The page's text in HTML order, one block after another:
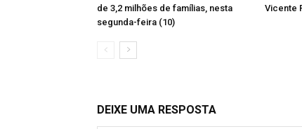
de 3,2 milhões de famílias, nesta
segunda-feira (10)
Vicente
DEIXE UMA RESPOSTA